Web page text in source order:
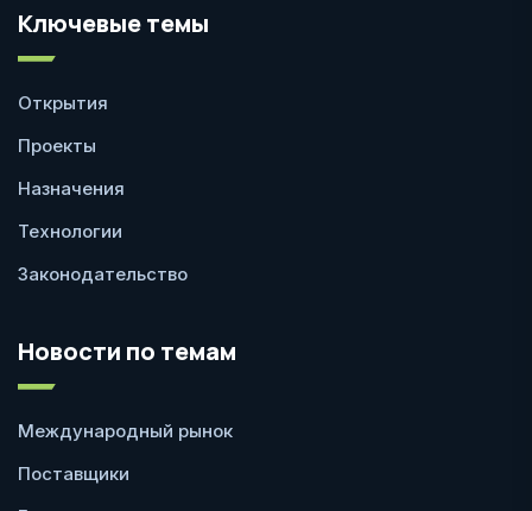
Ключевые темы
Открытия
Проекты
Назначения
Технологии
Законодательство
Новости по темам
Международный рынок
Поставщики